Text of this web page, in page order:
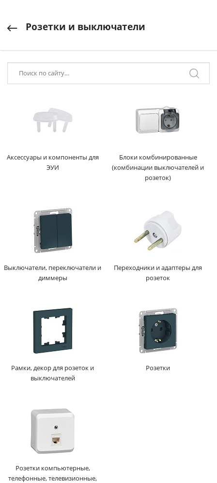
Розетки и выключатели
Аксессуары и компоненты для
ЭУИ
Блоки комбинированные
(комбинации выключателей и
розеток)
Выключатели, переключатели и
диммеры
Переходники и адаптеры для
розеток
Рамки, декор для розеток и
выключателей
Розетки
Розетки компьютерные,
телефонные, телевизионные,